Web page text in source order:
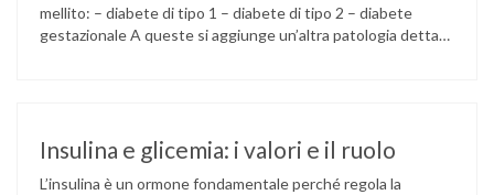
mellito: – diabete di tipo 1 – diabete di tipo 2 – diabete
gestazionale A queste si aggiunge un’altra patologia detta
Insulina e glicemia: i valori e il ruolo
L’insulina è un ormone fondamentale perché regola la